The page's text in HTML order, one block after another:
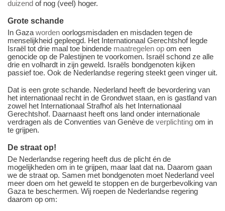
duizend of nog (veel) hoger.
Grote schande
In Gaza worden oorlogsmisdaden en misdaden tegen de
menselijkheid gepleegd. Het Internationaal Gerechtshof legde
Israël tot drie maal toe bindende maatregelen op om een
genocide op de Palestijnen te voorkomen. Israël schond ze alle
drie en volhardt in zijn geweld. Israëls bondgenoten kijken
passief toe. Ook de Nederlandse regering steekt geen vinger uit.
Dat is een grote schande. Nederland heeft de bevordering van
het internationaal recht in de Grondwet staan, en is gastland van
zowel het Internationaal Strafhof als het Internationaal
Gerechtshof. Daarnaast heeft ons land onder internationale
verdragen als de Conventies van Genève de verplichting om in
te grijpen.
De straat op!
De Nederlandse regering heeft dus de plicht én de
mogelijkheden om in te grijpen, maar laat dat na. Daarom gaan
we de straat op. Samen met bondgenoten moet Nederland veel
meer doen om het geweld te stoppen en de burgerbevolking van
Gaza te beschermen. Wij roepen de Nederlandse regering
daarom op om: